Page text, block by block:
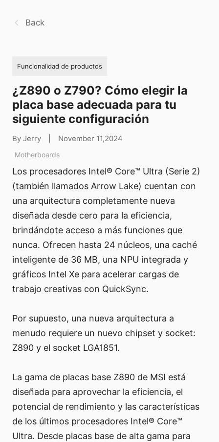
Back
Funcionalidad de productos
¿Z890 o Z790? Cómo elegir la
placa base adecuada para tu
siguiente configuración
By Jerry November 11,2024
Motherboards
Los procesadores Intel® Core™ Ultra (Serie 2)
(también llamados Arrow Lake) cuentan con
una arquitectura completamente nueva
diseñada desde cero para la eficiencia,
brindándote acceso a más funciones que
nunca. Ofrecen hasta 24 núcleos, una caché
inteligente de 36 MB, una NPU integrada y
gráficos Intel Xe para acelerar cargas de
trabajo creativas con QuickSync.
Por supuesto, una nueva arquitectura a
menudo requiere un nuevo chipset y socket:
Z890 y el socket LGA1851.
La gama de placas base Z890 de MSI está
diseñada para aprovechar la eficiencia, el
potencial de rendimiento y las características
de los últimos procesadores Intel® Core™
Ultra. Desde placas base de alta gama para